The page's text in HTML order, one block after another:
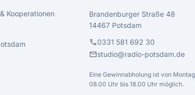
Kooperationen
Brandenburger Straße 48
14467 Potsdam
call0331 581 692 30
mailstudio@radio-potsdam.de
Eine Gewinnabholung ist von
08.00 Uhr bis 18.00 Uhr möglich.